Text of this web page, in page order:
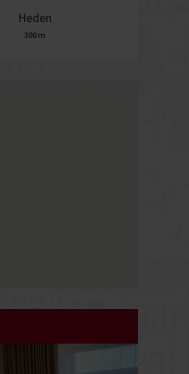
Heden
300 m